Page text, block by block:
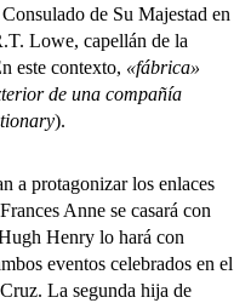
de Su Majestad en
Lowe, capellán de la
este contexto, «fábrica»
de una compañía
).
protagonizar los enlaces
Anne se casará con
Henry lo hará con
eventos celebrados en el
La segunda hija de